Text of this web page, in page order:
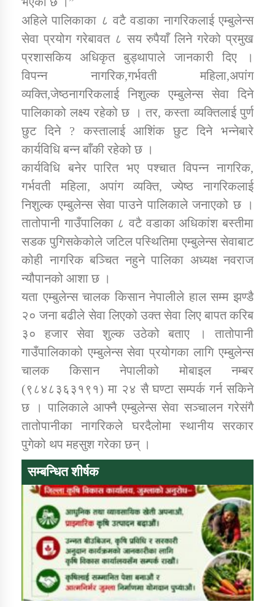
तातोपानी गाउँपालिकाको न्यायिक समिति सम्बन्धी सन्देश
तातोपानी गाउँपालिका जुम्लाको महिला तथा लैङ्गिक हिंसा
सम्बन्धी सूचना सन्देश
तातोपानी गाउँपालिका जुम्लाको महिनावारी सम्बन्धिकाे
सन्देश
तातोपानी गाउँपालिका जुम्लाको बालविवाह सन्देश
तातोपानी गाउँपालिका जुम्लाको सूचना
तातोपानी गाउँपालिका जुम्लाको सूचना
अहिले पालिकाका ८ वटै वडाका नागरिकलाई एम्बुलेन्स
सेवा प्रयोग गरेबावत ८ सय रुपैयाँ लिने गरेको प्रमुख
प्रशासकिय अधिकृत बुड्थापाले जानकारी दिए ।
विपन्न नागरिक,गर्भवती महिला,अपांग
व्यक्ति,जेष्ठनागरिकलाई निशुल्क एम्बुलेन्स सेवा दिने
पालिकाको लक्ष्य रहेको छ । तर, कस्ता व्यक्तिलाई पुर्ण
छुट दिने ? कस्तालाई आशिंक छुट दिने भन्नेबारे
कार्यविधि बन्न बाँकी रहेको छ ।
कार्यविधि बनेर पारित भए पश्चात विपन्न नागरिक,
गर्भवती महिला, अपांग व्यक्ति, ज्येष्ठ नागरिकलाई
निशुल्क एम्बुलेन्स सेवा पाउने पालिकाले जनाएको छ ।
तातोपानी गाउँपालिका ८ वटै वडाका अधिकांश बस्तीमा
सडक पुगिसकेकोले जटिल पस्थितिमा एम्बुलेन्स सेवाबाट
कोही नागरिक बञ्चित नहुने पालिका अध्यक्ष नवराज
न्यौपानको आशा छ ।
यता एम्बुलेन्स चालक किसान नेपालीले हाल सम्म झण्डै
२० जना बढीले सेवा लिएको उक्त सेवा लिए बापत करिब
३० हजार सेवा शुल्क उठेको बताए । तातोपानी
गाउँपालिकाको एम्बुलेन्स सेवा प्रयोगका लागि एम्बुलेन्स
चालक किसान नेपालीको मोबाइल नम्बर
(९८४८३६३१९१) मा २४ सै घण्टा सम्पर्क गर्न सकिने
छ । पालिकाले आफ्नै एम्बुलेन्स सेवा सञ्चालन गरेसंगै
तातोपानीका नागरिकले घरदैलोमा स्थानीय सरकार
पुगेको थप महसुश गरेका छन् ।
सम्बन्धित शीर्षक